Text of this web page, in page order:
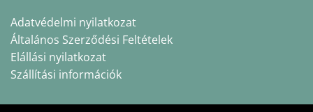
Adatvédelmi nyilatkozat
Általános Szerződési Feltételek
Elállási nyilatkozat
Szállítási információk